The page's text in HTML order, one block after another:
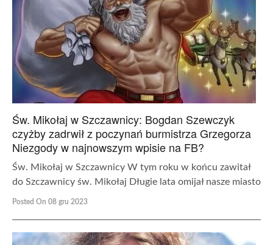
Św. Mikołaj w Szczawnicy: Bogdan Szewczyk
czyżby zadrwił z poczynań burmistrza Grzegorza
Niezgody w najnowszym wpisie na FB?
Św. Mikołaj w Szczawnicy W tym roku w końcu zawitał
do Szczawnicy św. Mikołaj Długie lata omijał nasze miasto
Posted On 08 gru 2023